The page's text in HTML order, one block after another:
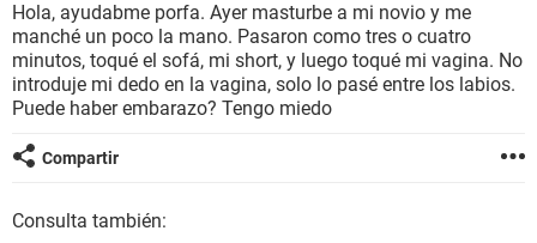
BIENESTAR
SEXUALIDAD
GLOSARIO
Hola, ayudabme porfa. Ayer masturbe a mi novio y me
manché un poco la mano. Pasaron como tres o cuatro
minutos, toqué el sofá, mi short, y luego toqué mi vagina. No
introduje mi dedo en la vagina, solo lo pasé entre los labios.
Puede haber embarazo? Tengo miedo
Compartir
Consulta también: